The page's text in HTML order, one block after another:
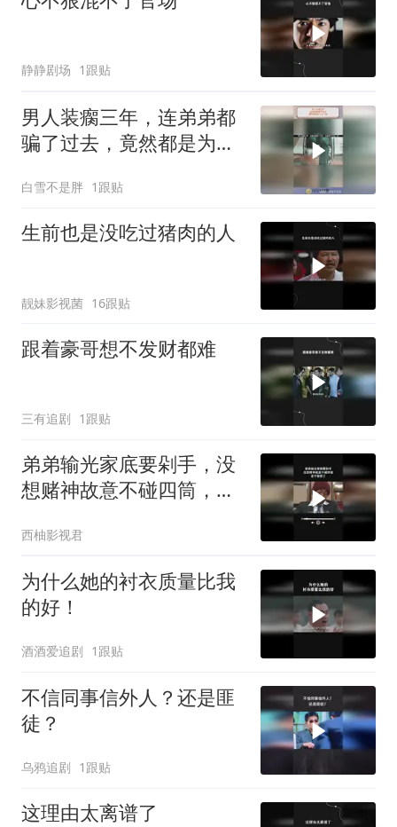
静静剧场 1跟贴
男人装瘸三年，连弟弟都
骗了过去，竟然都是为了
白雪不是胖 1跟贴
生前也是没吃过猪肉的人
靓妹影视菌 16跟贴
跟着豪哥想不发财都难
三有追剧 1跟贴
弟弟输光家底要剁手，没
想赌神故意不碰四筒，老
西柚影视君
为什么她的衬衣质量比我
的好！
酒酒爱追剧 1跟贴
不信同事信外人？还是匪
徒？
乌鸦追剧 1跟贴
这理由太离谱了